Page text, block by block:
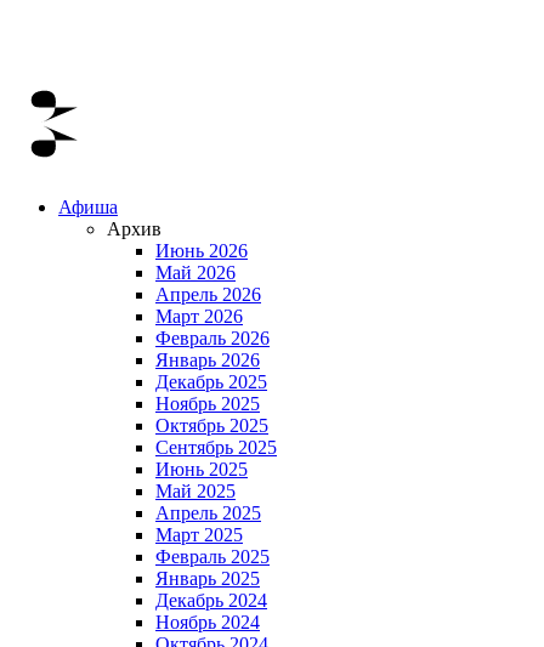
Афиша
Архив
Июнь 2026
Май 2026
Апрель 2026
Март 2026
Февраль 2026
Январь 2026
Декабрь 2025
Ноябрь 2025
Октябрь 2025
Сентябрь 2025
Июнь 2025
Май 2025
Апрель 2025
Март 2025
Февраль 2025
Январь 2025
Декабрь 2024
Ноябрь 2024